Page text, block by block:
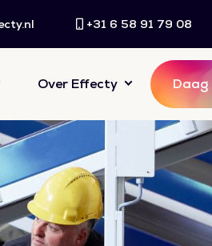
+31 6 58 91 79 08
Over Effecty Daag